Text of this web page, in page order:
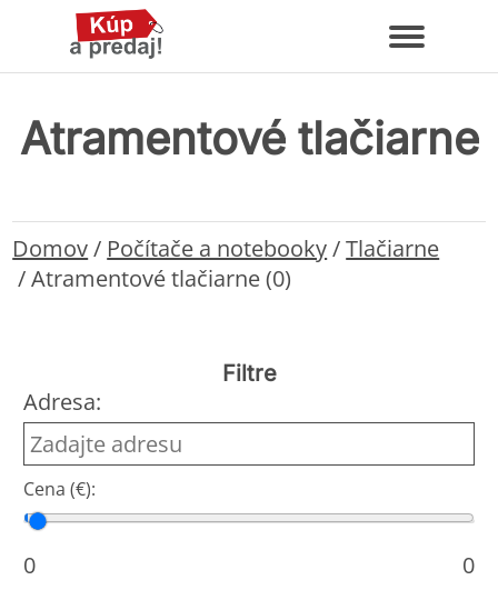
Atramentové tlačiarne
Domov/ Počítače a notebooky/Tlačiarne
/Atramentové tlačiarne (0)
Filtre
Adresa:
Cena (€):
Cena od
Cena do
0
0